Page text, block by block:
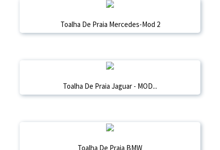
Toalha De Praia Mercedes-Mod 2
Toalha De Praia Jaguar - MOD...
Toalha De Praia BMW